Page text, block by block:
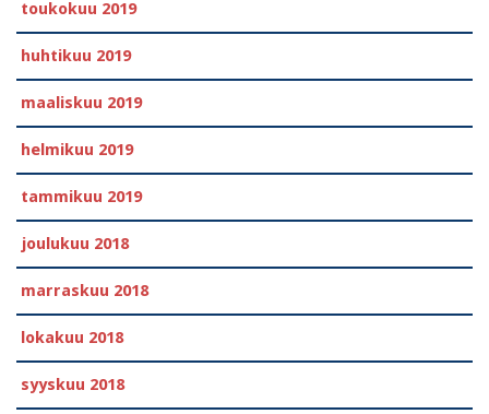
toukokuu 2019
huhtikuu 2019
maaliskuu 2019
helmikuu 2019
tammikuu 2019
joulukuu 2018
marraskuu 2018
lokakuu 2018
syyskuu 2018